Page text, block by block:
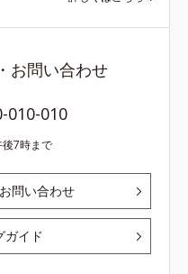
お問い合わせ
010-010
7時まで
問い合わせ
ガイド